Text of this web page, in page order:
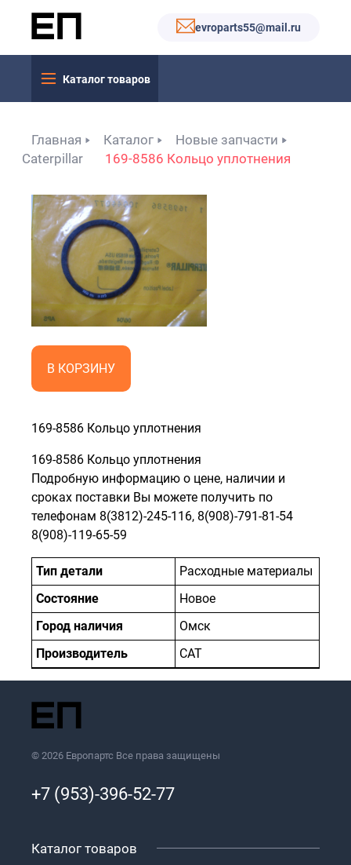
evroparts55@mail.ru
Каталог товаров
Главная Каталог
Новые запчасти
Caterpillar
169-8586 Кольцо уплотнения
В КОРЗИНУ
169-8586 Кольцо уплотнения
169-8586 Кольцо уплотнения
Подробную информацию о цене, наличии и
сроках поставки Вы можете получить по
телефонам 8(3812)-245-116, 8(908)-791-81-54
8(908)-119-65-59
Тип детали
Расходные материалы
Состояние
Новое
Город наличия
Омск
Производитель
САТ
© 2026 Европартс Все права защищены
+7 (953)-396-52-77
Каталог товаров